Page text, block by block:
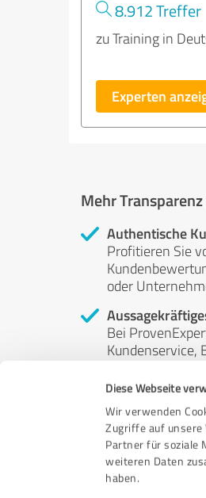
Diese Webseite
Wir verwenden
Zugriffe auf unsere
Partner für soziale
weiteren Daten
haben.
8.912 Treffer
zu Training in
Experten
Mehr
Authentische
Profitieren Sie
oder
Bei
Kundenservice,
Unabhängige
ProvenExpert
Kunden
anderweitig